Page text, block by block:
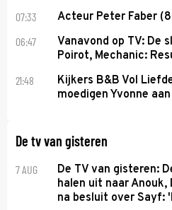
07:33 Acteur Peter Faber
06:47
Vanavond op TV: De
Poirot, Mechanic:
21:48
Kijkers B&B Vol
moedigen Yvonne aan
De tv van gisteren
7 AUG
De TV van gisteren:
halen uit naar Anouk,
na besluit over Sayf: